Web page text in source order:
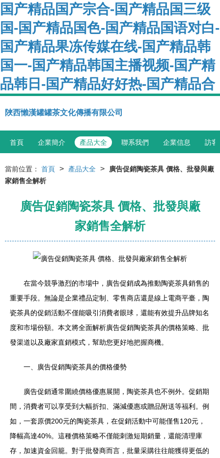
国产精品国产宗合-国产精品国三级
国-国产精品国色-国产精品国语对白-
国产精品果冻传媒在线-国产精品韩
国一-国产精品韩国主播视频-国产精
品韩日-国产精品好好热-国产精品合
陜西懶漢罐罐茶文化傳播有限公司
首頁 企業簡介 產品大全 聯系我們 企業信息 訪客
當前位置： 首頁 > 產品大全 >
廣告促銷陶瓷茶具 價格、批發與廠
家銷售全解析
廣告促銷陶瓷茶具 價格、批發與廠
家銷售全解析
在當今競爭激烈的市場中，廣告促銷成為推動陶瓷茶具銷售的
重要手段。無論是企業禮品定制、零售商店還是線上電商平臺，陶
瓷茶具的促銷活動不僅能吸引消費者眼球，還能有效提升品牌知名
度和市場份額。本文將全面解析廣告促銷陶瓷茶具的價格策略、批
發渠道以及廠家直銷模式，幫助您更好地把握商機。
一、廣告促銷陶瓷茶具的價格優勢
廣告促銷通常圍繞價格優惠展開，陶瓷茶具也不例外。促銷期
間，消費者可以享受到大幅折扣、滿減優惠或贈品附送等福利。例
如，一套原價200元的陶瓷茶具，在促銷活動中可能僅售120元，
降幅高達40%。這種價格策略不僅能刺激短期銷量，還能清理庫
存，加速資金回籠。對于批發商而言，批量采購往往能獲得更低的